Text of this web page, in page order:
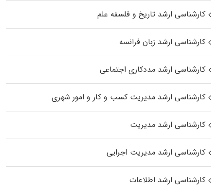
کارشناسی ارشد تاریخ و فلسفه علم
کارشناسی ارشد زبان فرانسه
کارشناسی ارشد مددکاری اجتماعی
کارشناسی ارشد مدیریت کسب و کار و امور شهری
کارشناسی ارشد مدیریت
کارشناسی ارشد مدیریت اجرایی
کارشناسی ارشد اطلاعات